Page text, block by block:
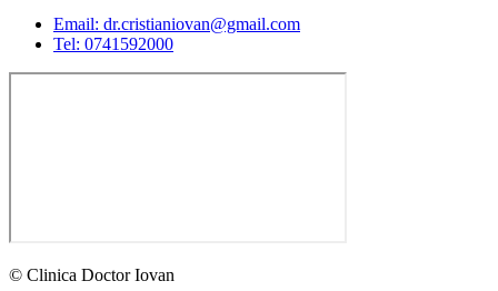
Email: dr.cristianiovan@gmail.com
Tel: 0741592000
© Clinica Doctor Iovan